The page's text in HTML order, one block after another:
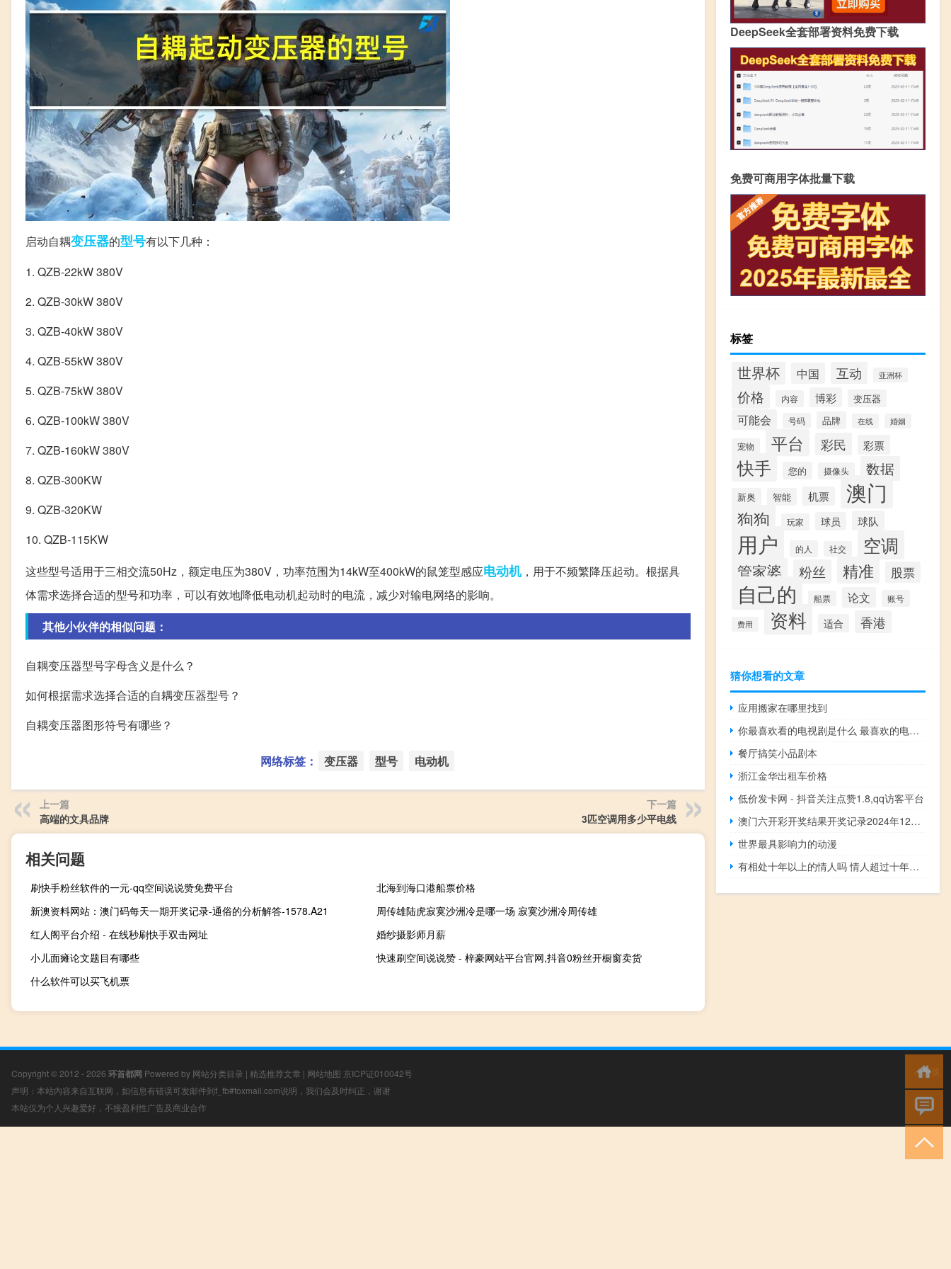
启动自耦变压器的型号有以下几种：
1. QZB-22kW 380V
2. QZB-30kW 380V
3. QZB-40kW 380V
4. QZB-55kW 380V
5. QZB-75kW 380V
6. QZB-100kW 380V
7. QZB-160kW 380V
8. QZB-300KW
9. QZB-320KW
10. QZB-115KW
这些型号适用于三相交流50Hz，额定电压为380V，功率范围为14kW至400kW的鼠笼型感应电动机，用于不频繁降压起动。根据具
体需求选择合适的型号和功率，可以有效地降低电动机起动时的电流，减少对输电网络的影响。
其他小伙伴的相似问题：
自耦变压器型号字母含义是什么？
如何根据需求选择合适的自耦变压器型号？
自耦变压器图形符号有哪些？
网络标签： 变压器 型号 电动机
上一篇
高端的文具品牌
下一篇
3匹空调用多少平电线
相关问题
刷快手粉丝软件的一元-qq空间说说赞免费平台
北海到海口港船票价格
新澳资料网站：澳门码每天一期开奖记录-通俗的分析解答-1578.A21
周传雄陆虎寂寞沙洲冷是哪一场 寂寞沙洲冷周传雄
红人阁平台介绍 - 在线秒刷快手双击网址
婚纱摄影师月薪
小儿面瘫论文题目有哪些
快速刷空间说说赞 - 梓豪网站平台官网,抖音0粉丝开橱窗卖货
什么软件可以买飞机票
DeepSeek全套部署资料免费下载
免费可商用字体批量下载
标签
世界杯 中国 互动 亚洲杯
价格 内容 博彩 变压器
可能会 号码 品牌 在线 婚姻
宠物 平台 彩民 彩票
快手 您的 摄像头 数据
新奥 智能 机票 澳门
狗狗 玩家 球员 球队
用户 的人 社交 空调
管家婆 粉丝 精准 股票
自己的 船票 论文 账号
费用 资料 适合 香港
猜你想看的文章
应用搬家在哪里找到
你最喜欢看的电视剧是什么 最喜欢的电视剧
餐厅搞笑小品剧本
浙江金华出租车价格
低价发卡网 - 抖音关注点赞1.8,qq访客平台
澳门六开彩开奖结果开奖记录2024年12月下载_智能AI深度解析_文心一言5G.213.1.171
世界最具影响力的动漫
有相处十年以上的情人吗 情人超过十年的叫什么
Copyright © 2012 - 2026 环首都网 Powered by 网站分类目录 | 精选推荐文章 | 网站地图 京ICP证010042号
声明：本站内容来自互联网，如信息有错误可发邮件到f_fb#foxmail.com说明，我们会及时纠正，谢谢
本站仅为个人兴趣爱好，不接盈利性广告及商业合作
小男孩